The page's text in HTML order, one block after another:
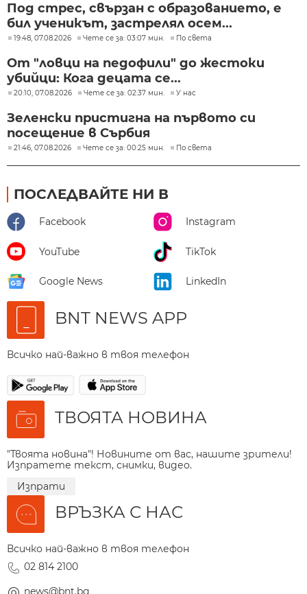
Под стрес, свързан с образованието, е
бил ученикът, застрелял осем...
19:48, 07.08.2026 Чете се за: 03:07 мин. По света
От "ловци на педофили" до жестоки
убийци: Кога децата се...
20:10, 07.08.2026 Чете се за: 02:37 мин. У нас
Зеленски пристигна на първото си
посещение в Сърбия
21:46, 07.08.2026 Чете се за: 00:25 мин. По света
ПОСЛЕДВАЙТЕ НИ В
Facebook Instagram
YouTube TikTok
Google News LinkedIn
BNT NEWS APP
Всичко най-важно в твоя телефон
ТВОЯТА НОВИНА
"Твоята новина"! Новините от вас, нашите зрители!
Изпратете текст, снимки, видео.
Изпрати
ВРЪЗКА С НАС
Всичко най-важно в твоя телефон
02 814 2100
news@bnt.bg